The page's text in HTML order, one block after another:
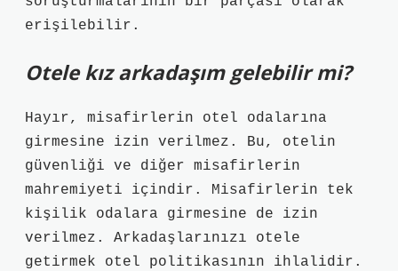
erişilebilir.
Otele kız arkadaşım gelebilir mi?
Hayır, misafirlerin otel odalarına
girmesine izin verilmez. Bu, otelin
güvenliği ve diğer misafirlerin
mahremiyeti içindir. Misafirlerin tek
kişilik odalara girmesine de izin
verilmez. Arkadaşlarınızı otele
getirmek otel politikasının ihlalidir.